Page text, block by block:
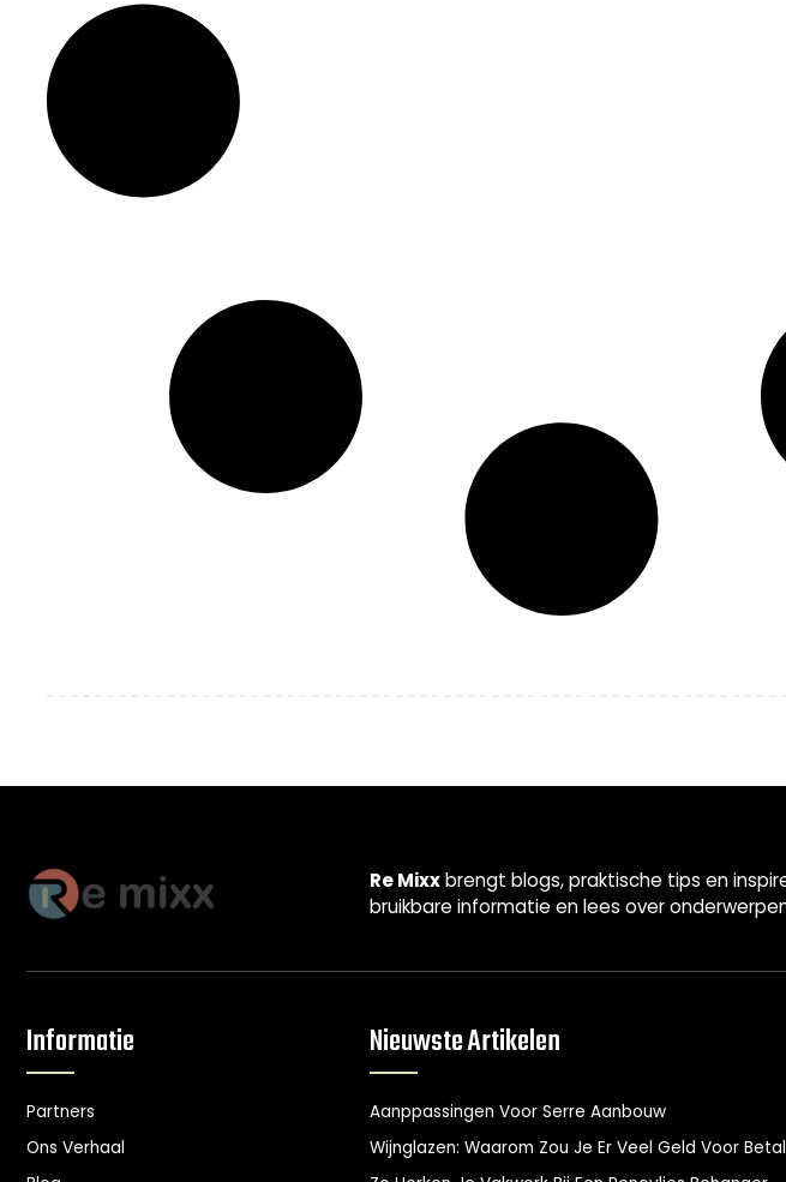
Re Mixxbrengt blogs, praktische tips en
bruikbare informatie en lees over
Informatie
Partners
Ons Verhaal
Nieuwste Artikelen
Aanppassingen Voor Serre Aanbouw
Wijnglazen: Waarom Zou Je Er Veel Geld Voor